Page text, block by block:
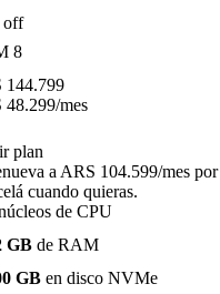
off
8
144.799
48.299/mes
plan
a ARS 104.599/mes
cuando quieras.
de CPU
GB de RAM
GB en disco NVMe